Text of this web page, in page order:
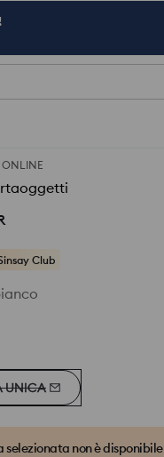
ONLINE
Club
UNICA
selezionata non è disponibile